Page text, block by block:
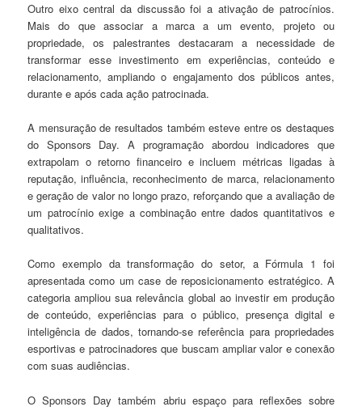
Outro eixo central da discussão foi a ativação de patrocínios.
Mais do que associar a marca a um evento, projeto ou
propriedade, os palestrantes destacaram a necessidade de
transformar esse investimento em experiências, conteúdo e
relacionamento, ampliando o engajamento dos públicos antes,
durante e após cada ação patrocinada.
A mensuração de resultados também esteve entre os destaques
do Sponsors Day. A programação abordou indicadores que
extrapolam o retorno financeiro e incluem métricas ligadas à
reputação, influência, reconhecimento de marca, relacionamento
e geração de valor no longo prazo, reforçando que a avaliação de
um patrocínio exige a combinação entre dados quantitativos e
qualitativos.
Como exemplo da transformação do setor, a Fórmula 1 foi
apresentada como um case de reposicionamento estratégico. A
categoria ampliou sua relevância global ao investir em produção
de conteúdo, experiências para o público, presença digital e
inteligência de dados, tornando-se referência para propriedades
esportivas e patrocinadores que buscam ampliar valor e conexão
com suas audiências.
O Sponsors Day também abriu espaço para reflexões sobre